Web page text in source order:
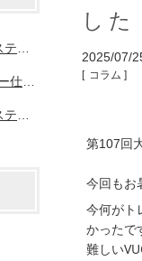
した
2025/07/
コラム
第107回
今回もお
今何がト
かったで
難しい
した
アー
した